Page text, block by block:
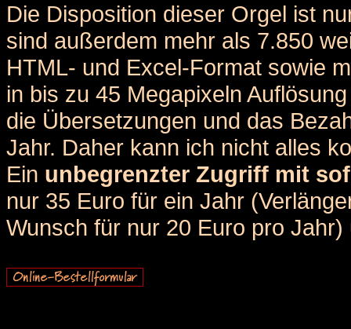
Die Disposition dieser Orgel ist
sind außerdem mehr als 7.850
HTML- und Excel-Format sowie
in bis zu 45 Megapixeln
die Übersetzungen und das
Jahr. Daher kann ich nicht alles
Ein unbegrenzter Zugriff mit
nur 35 Euro für ein Jahr
Wunsch für nur 20 Euro pro